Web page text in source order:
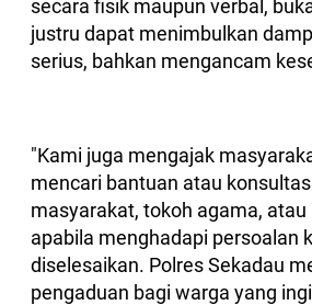
secara fisik maupun verbal,
justru dapat menimbulkan
serius, bahkan mengancam
"Kami juga mengajak
mencari bantuan atau
masyarakat, tokoh agama,
apabila menghadapi persoalan
diselesaikan. Polres Sekadau
pengaduan bagi warga yang